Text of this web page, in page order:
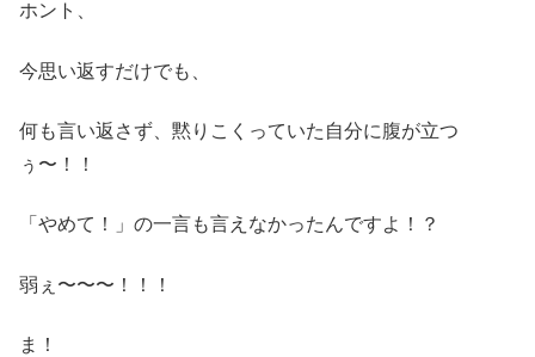
ホント、
今思い返すだけでも、
何も言い返さず、黙りこくっていた自分に腹が立つ
ぅ〜！！
「やめて！」の一言も言えなかったんですよ！？
弱ぇ〜〜〜！！！
ま！